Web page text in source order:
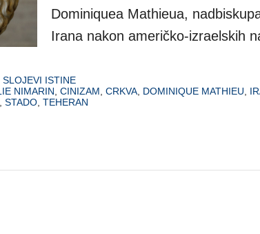
Dominiquea Mathieua,
Irana nakon američko-izraelskih
SLOJEVI ISTINE
NIMARIN CINIZAM CRKVA DOMINIQUE MATHIEU
STADO TEHERAN